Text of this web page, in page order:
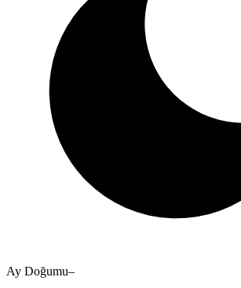
Ay Doğumu–